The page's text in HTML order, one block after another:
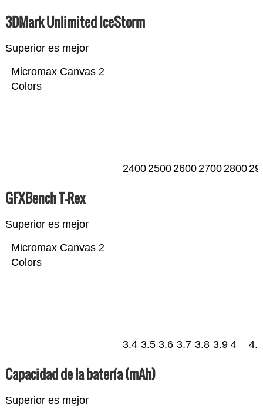
3DMark Unlimited IceStorm
Superior es mejor
Micromax Canvas 2
Colors
24002500260027002800
GFXBench T-Rex
Superior es mejor
Micromax Canvas 2
Colors
3.4 3.5 3.6 3.7 3.8 3.9 4 4.1
Capacidad de la batería (mAh)
Superior es mejor